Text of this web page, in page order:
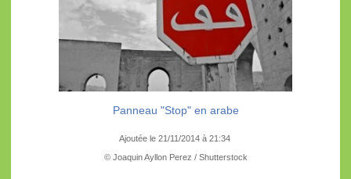
Panneau "Stop" en arabe
Ajoutée le 21/11/2014 à 21:34
© Joaquin Ayllon Perez / Shutterstock